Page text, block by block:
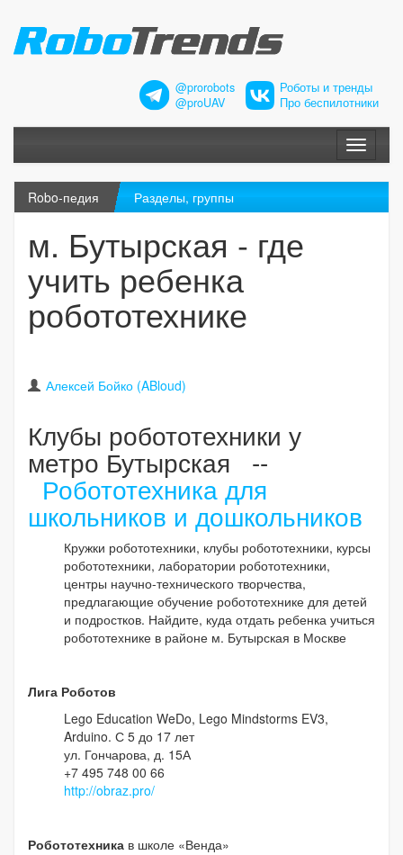
@prorobots
@proUAV
Роботы и тренды
Про беспилотники
Меню
Robo-педия Разделы, группы
м. Бутырская - где
учить ребенка
робототехнике
Алексей Бойко (ABloud)
Клубы робототехники у
метро Бутырская --
Робототехника для
школьников и дошкольников
Кружки робототехники, клубы робототехники, курсы
робототехники, лаборатории робототехники,
центры научно-технического творчества,
предлагающие обучение робототехнике для детей
и подростков. Найдите, куда отдать ребенка учиться
робототехнике в районе м. Бутырская в Москве
Лига Роботов
Lego Education WeDo, Lego Mindstorms EV3,
Arduino. С 5 до 17 лет
ул. Гончарова, д. 15А
+7 495 748 00 66
http://obraz.pro/
Робототехника в школе «Венда»